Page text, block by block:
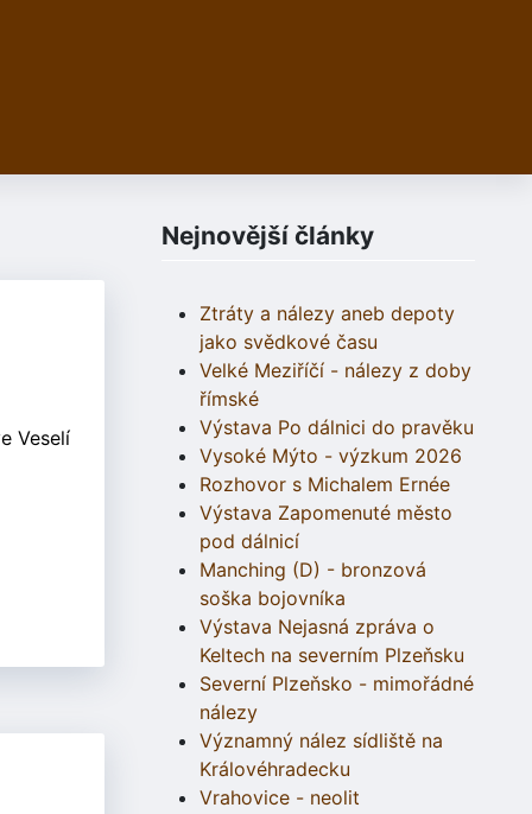
Veselí
Nejnovější články
Ztráty a nálezy aneb depoty
jako svědkové času
Velké Meziříčí - nálezy z doby
římské
Výstava Po dálnici do pravěku
Vysoké Mýto - výzkum 2026
Rozhovor s Michalem Ernée
Výstava Zapomenuté město
pod dálnicí
Manching (D) - bronzová
soška bojovníka
Výstava Nejasná zpráva o
Keltech na severním Plzeňsku
Severní Plzeňsko - mimořádné
nálezy
Významný nález sídliště na
Královéhradecku
Vrahovice - neolit